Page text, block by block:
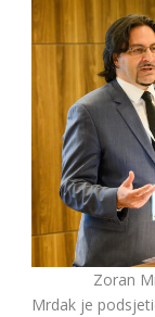
Zoran
Mrdak je